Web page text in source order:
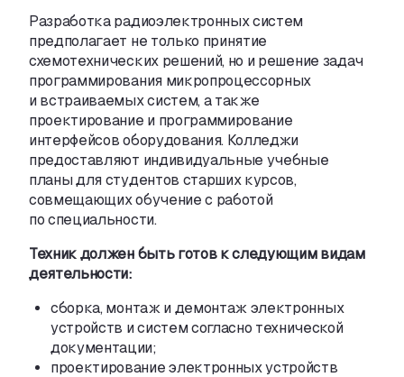
Разработка радиоэлектронных систем
предполагает не только принятие
схемотехнических решений, но и решение задач
программирования микропроцессорных
и встраиваемых систем, а также
проектирование и программирование
интерфейсов оборудования. Колледжи
предоставляют индивидуальные учебные
планы для студентов старших курсов,
совмещающих обучение с работой
по специальности.
Техник должен быть готов к следующим видам
деятельности:
сборка, монтаж и демонтаж электронных
устройств и систем согласно технической
документации;
проектирование электронных устройств